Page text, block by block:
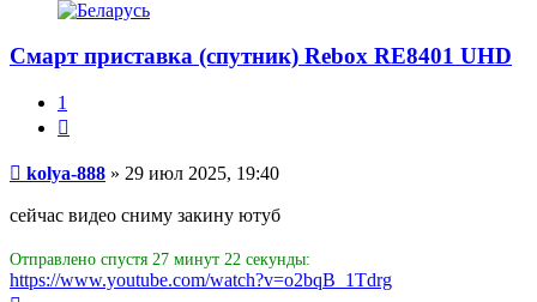
Смарт приставка (спутник) Rebox RE8401 UHD
1
Сообщение
kolya-888 » 29 июл 2025, 19:40
сейчас видео сниму закину ютуб
Отправлено спустя 27 минут 22 секунды:
https://www.youtube.com/watch?v=o2bqB_1Tdrg